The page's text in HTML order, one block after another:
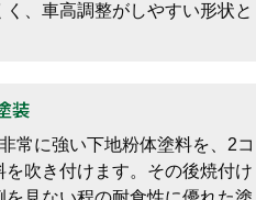
、車高調整がしやすい形状と
装
常に強い下地粉体塗料を、2コ
吹き付けます。その後焼付け